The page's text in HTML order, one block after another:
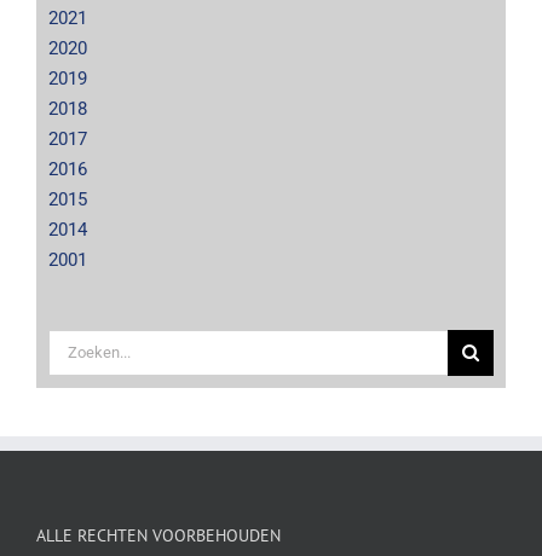
2021
2020
2019
2018
2017
2016
2015
2014
2001
Zoeken
naar:
ALLE RECHTEN VOORBEHOUDEN